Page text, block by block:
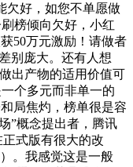
欠好，如您不单愿做
榜倾向欠好，小红
50万元激励！请做者
别庞大。还有人想
出产物的适用价值可
个多元而非单一的
局焦灼，榜单很是容
”概念提出者，腾讯
式版有很大的改
。我感觉这是一般